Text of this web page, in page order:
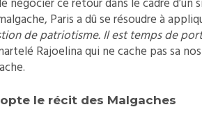
Paris a dû se résoudre à
de patriotisme. Il est temps de
Rajoelina qui ne cache pas sa
le récit des Malgaches